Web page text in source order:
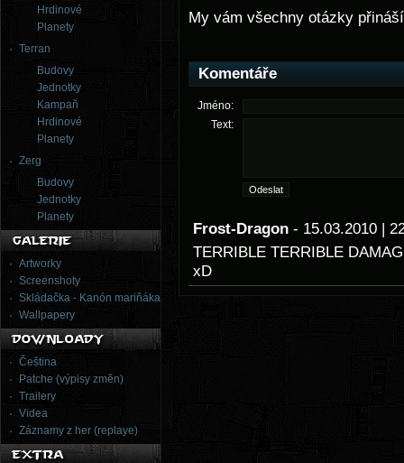
Hrdinové
Planety
Terran
Budovy
Jednotky
Kampaň
Hrdinové
Planety
Zerg
Budovy
Jednotky
Planety
Artworky
Screenshoty
Skládačka - Kanón mariňáka
Wallpapery
Čeština
Patche (výpisy změn)
Trailery
Videa
Záznamy z her (replaye)
My vám všechny otázky
Komentáře
Jméno:
Text:
Frost-Dragon - 15.03.2010 |
TERRIBLE TERRIBLE
xD